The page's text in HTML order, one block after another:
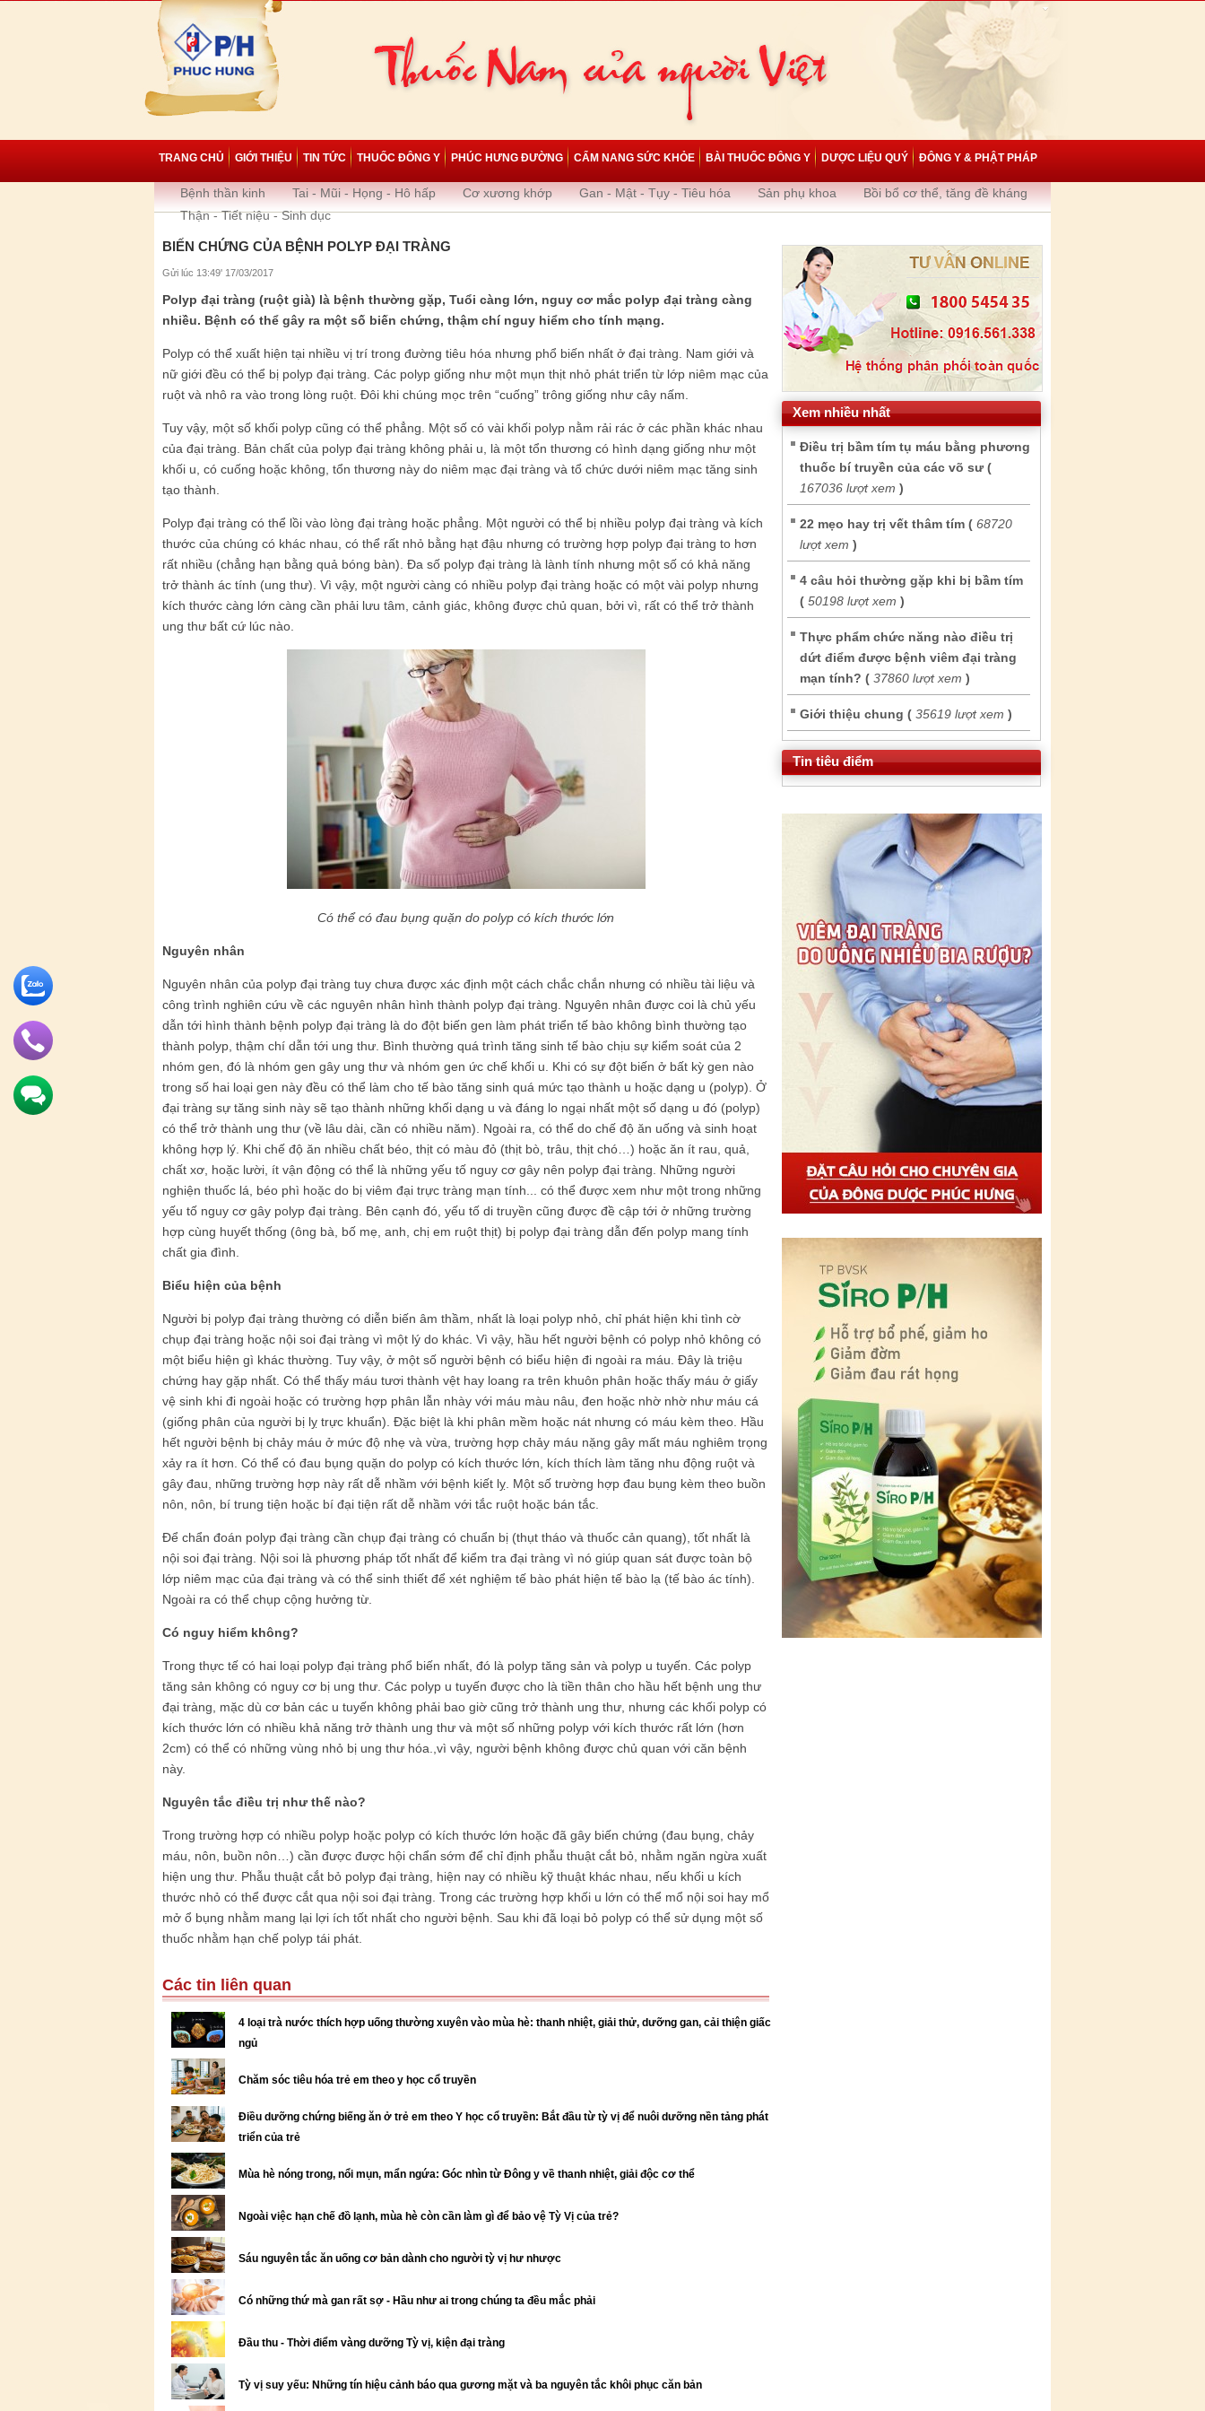
TRANG CHỦ GIỚI THIỆU TIN TỨC THUỐC ĐÔNG Y PHÚC HƯNG ĐƯỜNG CẨM NANG SỨC KHỎE BÀI THUỐC ĐÔNG Y DƯỢC LIỆU QUÝ ĐÔNG Y & PHẬT PHÁP
Bệnh thần kinh Tai - Mũi - Họng - Hô hấp Cơ xương khớp Gan - Mật - Tụy - Tiêu hóa Sản phụ khoa
Bồi bổ cơ thể, tăng đề kháng
Thận - Tiết niệu - Sinh dục
BIẾN CHỨNG CỦA BỆNH POLYP ĐẠI TRÀNG
Gửi lúc 13:49' 17/03/2017
Polyp đại tràng (ruột già) là bệnh thường gặp, Tuổi càng lớn, nguy cơ mắc polyp đại tràng càng
nhiều. Bệnh có thể gây ra một số biến chứng, thậm chí nguy hiểm cho tính mạng.
Polyp có thể xuất hiện tại nhiều vị trí trong đường tiêu hóa nhưng phổ biến nhất ở đại tràng. Nam giới và
nữ giới đều có thể bị polyp đại tràng. Các polyp giống như một mụn thịt nhỏ phát triển từ lớp niêm mạc của
ruột và nhô ra vào trong lòng ruột. Đôi khi chúng mọc trên “cuống” trông giống như cây nấm.
Tuy vậy, một số khối polyp cũng có thể phẳng. Một số có vài khối polyp nằm rải rác ở các phần khác nhau
của đại tràng. Bản chất của polyp đại tràng không phải u, là một tổn thương có hình dạng giống như một
khối u, có cuống hoặc không, tổn thương này do niêm mạc đại tràng và tổ chức dưới niêm mạc tăng sinh
tạo thành.
Polyp đại tràng có thể lồi vào lòng đại tràng hoặc phẳng. Một người có thể bị nhiều polyp đại tràng và kích
thước của chúng có khác nhau, có thể rất nhỏ bằng hạt đậu nhưng có trường hợp polyp đại tràng to hơn
rất nhiều (chẳng hạn bằng quả bóng bàn). Đa số polyp đại tràng là lành tính nhưng một số có khả năng
trở thành ác tính (ung thư). Vì vậy, một người càng có nhiều polyp đại tràng hoặc có một vài polyp nhưng
kích thước càng lớn càng cần phải lưu tâm, cảnh giác, không được chủ quan, bởi vì, rất có thể trở thành
ung thư bất cứ lúc nào.
Có thể có đau bụng quặn do polyp có kích thước lớn
Nguyên nhân
Nguyên nhân của polyp đại tràng tuy chưa được xác định một cách chắc chắn nhưng có nhiều tài liệu và
công trình nghiên cứu về các nguyên nhân hình thành polyp đại tràng. Nguyên nhân được coi là chủ yếu
dẫn tới hình thành bệnh polyp đại tràng là do đột biến gen làm phát triển tế bào không bình thường tạo
thành polyp, thậm chí dẫn tới ung thư. Bình thường quá trình tăng sinh tế bào chịu sự kiểm soát của 2
nhóm gen, đó là nhóm gen gây ung thư và nhóm gen ức chế khối u. Khi có sự đột biến ở bất kỳ gen nào
trong số hai loại gen này đều có thể làm cho tế bào tăng sinh quá mức tạo thành u hoặc dạng u (polyp). Ở
đại tràng sự tăng sinh này sẽ tạo thành những khối dạng u và đáng lo ngại nhất một số dạng u đó (polyp)
có thể trở thành ung thư (về lâu dài, cần có nhiều năm). Ngoài ra, có thể do chế độ ăn uống và sinh hoạt
không hợp lý. Khi chế độ ăn nhiều chất béo, thịt có màu đỏ (thịt bò, trâu, thịt chó…) hoặc ăn ít rau, quả,
chất xơ, hoặc lười, ít vận động có thể là những yếu tố nguy cơ gây nên polyp đại tràng. Những người
nghiện thuốc lá, béo phì hoặc do bị viêm đại trực tràng mạn tính... có thể được xem như một trong những
yếu tố nguy cơ gây polyp đại tràng. Bên cạnh đó, yếu tố di truyền cũng được đề cập tới ở những trường
hợp cùng huyết thống (ông bà, bố mẹ, anh, chị em ruột thịt) bị polyp đại tràng dẫn đến polyp mang tính
chất gia đình.
Biểu hiện của bệnh
Người bị polyp đại tràng thường có diễn biến âm thầm, nhất là loại polyp nhỏ, chỉ phát hiện khi tình cờ
chụp đại tràng hoặc nội soi đại tràng vì một lý do khác. Vì vậy, hầu hết người bệnh có polyp nhỏ không có
một biểu hiện gì khác thường. Tuy vậy, ở một số người bệnh có biểu hiện đi ngoài ra máu. Đây là triệu
chứng hay gặp nhất. Có thể thấy máu tươi thành vệt hay loang ra trên khuôn phân hoặc thấy máu ở giấy
vệ sinh khi đi ngoài hoặc có trường hợp phân lẫn nhày với máu màu nâu, đen hoặc nhờ nhờ như máu cá
(giống phân của người bị lỵ trực khuẩn). Đặc biệt là khi phân mềm hoặc nát nhưng có máu kèm theo. Hầu
hết người bệnh bị chảy máu ở mức độ nhẹ và vừa, trường hợp chảy máu nặng gây mất máu nghiêm trọng
xảy ra ít hơn. Có thể có đau bụng quặn do polyp có kích thước lớn, kích thích làm tăng nhu động ruột và
gây đau, những trường hợp này rất dễ nhầm với bệnh kiết lỵ. Một số trường hợp đau bụng kèm theo buồn
nôn, nôn, bí trung tiện hoặc bí đại tiện rất dễ nhầm với tắc ruột hoặc bán tắc.
Để chẩn đoán polyp đại tràng cần chụp đại tràng có chuẩn bị (thụt tháo và thuốc cản quang), tốt nhất là
nội soi đại tràng. Nội soi là phương pháp tốt nhất để kiểm tra đại tràng vì nó giúp quan sát được toàn bộ
lớp niêm mạc của đại tràng và có thể sinh thiết để xét nghiệm tế bào phát hiện tế bào lạ (tế bào ác tính).
Ngoài ra có thể chụp cộng hưởng từ.
Có nguy hiểm không?
Trong thực tế có hai loại polyp đại tràng phổ biến nhất, đó là polyp tăng sản và polyp u tuyến. Các polyp
tăng sản không có nguy cơ bị ung thư. Các polyp u tuyến được cho là tiền thân cho hầu hết bệnh ung thư
đại tràng, mặc dù cơ bản các u tuyến không phải bao giờ cũng trở thành ung thư, nhưng các khối polyp có
kích thước lớn có nhiều khả năng trở thành ung thư và một số những polyp với kích thước rất lớn (hơn
2cm) có thể có những vùng nhỏ bị ung thư hóa.,vì vậy, người bệnh không được chủ quan với căn bệnh
này.
Nguyên tắc điều trị như thế nào?
Trong trường hợp có nhiều polyp hoặc polyp có kích thước lớn hoặc đã gây biến chứng (đau bụng, chảy
máu, nôn, buồn nôn…) cần được được hội chẩn sớm để chỉ định phẫu thuật cắt bỏ, nhằm ngăn ngừa xuất
hiện ung thư. Phẫu thuật cắt bỏ polyp đại tràng, hiện nay có nhiều kỹ thuật khác nhau, nếu khối u kích
thước nhỏ có thể được cắt qua nội soi đại tràng. Trong các trường hợp khối u lớn có thể mổ nội soi hay mổ
mở ổ bụng nhằm mang lại lợi ích tốt nhất cho người bệnh. Sau khi đã loại bỏ polyp có thể sử dụng một số
thuốc nhằm hạn chế polyp tái phát.
Các tin liên quan
4 loại trà nước thích hợp uống thường xuyên vào mùa hè: thanh nhiệt, giải thử, dưỡng gan, cải thiện giấc
ngủ
Chăm sóc tiêu hóa trẻ em theo y học cổ truyền
Điều dưỡng chứng biếng ăn ở trẻ em theo Y học cổ truyền: Bắt đầu từ tỳ vị để nuôi dưỡng nền tảng phát
triển của trẻ
Mùa hè nóng trong, nổi mụn, mẩn ngứa: Góc nhìn từ Đông y về thanh nhiệt, giải độc cơ thể
Ngoài việc hạn chế đồ lạnh, mùa hè còn cần làm gì để bảo vệ Tỳ Vị của trẻ?
Sáu nguyên tắc ăn uống cơ bản dành cho người tỳ vị hư nhược
Có những thứ mà gan rất sợ - Hầu như ai trong chúng ta đều mắc phải
Đầu thu - Thời điểm vàng dưỡng Tỳ vị, kiện đại tràng
Tỳ vị suy yếu: Những tín hiệu cảnh báo qua gương mặt và ba nguyên tắc khôi phục căn bản
Xem nhiều nhất
Điều trị bầm tím tụ máu bằng phương
thuốc bí truyền của các võ sư (
167036 lượt xem )
22 mẹo hay trị vết thâm tím ( 68720
lượt xem )
4 câu hỏi thường gặp khi bị bầm tím
( 50198 lượt xem )
Thực phẩm chức năng nào điều trị
dứt điểm được bệnh viêm đại tràng
mạn tính? ( 37860 lượt xem )
Giới thiệu chung ( 35619 lượt xem )
Tin tiêu điểm